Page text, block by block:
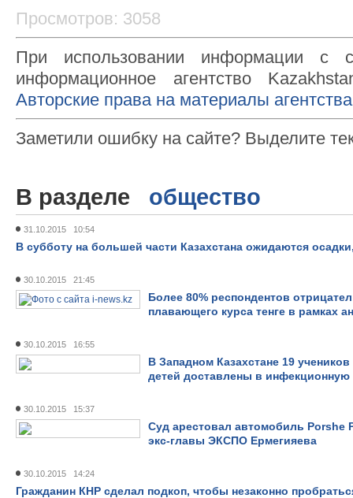
Просмотров: 3058
При использовании информации с
информационное агентство
Авторские права на материалы
Заметили ошибку на сайте? Выделите
В разделе общество
31.10.2015 10:54
В субботу на большей части Казахстана ожидаются
30.10.2015 21:45
Более 80% респондентов
плавающего курса тенге в рамках
30.10.2015 16:55
В Западном Казахстане 19
детей доставлены в
30.10.2015 15:37
Суд арестовал автомобиль Porshe
экс-главы ЭКСПО Ермегияева
30.10.2015 14:24
Гражданин КНР сделал подкоп, чтобы незаконно